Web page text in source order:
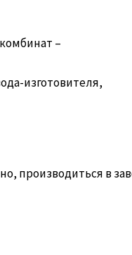
–
изготовителя,
производиться в